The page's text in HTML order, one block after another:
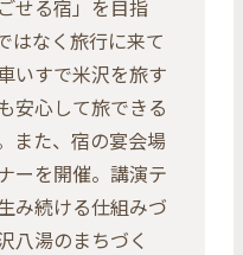
せる宿」を目指
はなく旅行に来て
いすで米沢を旅す
安心して旅できる
また、宿の宴会場
ーを開催。講演テ
み続ける仕組みづ
八湯のまちづく